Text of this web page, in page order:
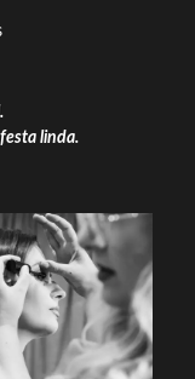
linda.